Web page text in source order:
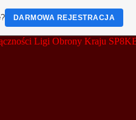
Ligi Obrony Kraju SP8KBN w
DARMOWA REJESTRACJA